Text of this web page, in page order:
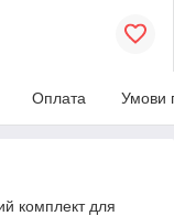
Оплата Умови
комплект для